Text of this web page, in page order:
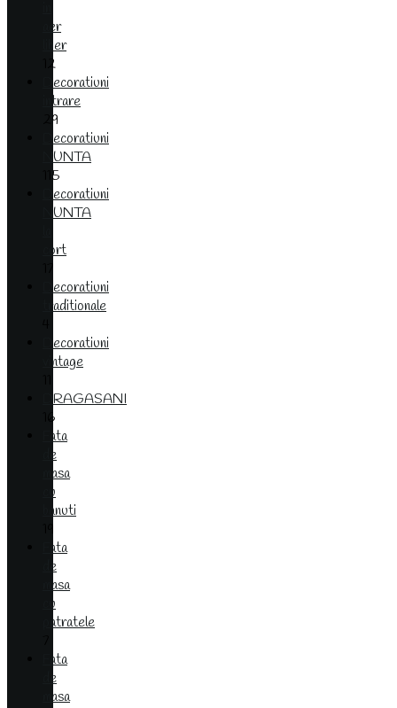
aer
liber
12
Decoratiuni
intrare
29
Decoratiuni
NUNTA
115
Decoratiuni
NUNTA
cort
Decoratiuni
traditionale
Decoratiuni
vintage
DRAGASANI
16
Fata
de
masa
cu
banuti
Fata
de
masa
cu
patratele
Fata
de
masa